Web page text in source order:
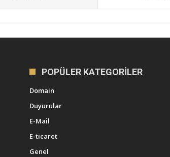
Fiyatları
POPÜLER KATEGORILER
Domain
Duyurular
E-Mail
E-ticaret
Genel